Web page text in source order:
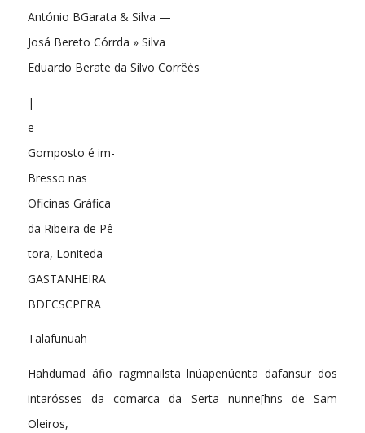
António BGarata & Silva —
Josá Bereto Córrda » Silva
Eduardo Berate da Silvo Corrêés
|
e
Gomposto é im-
Bresso nas
Oficinas Gráfica
da Ribeira de Pê-
tora, Loniteda
GASTANHEIRA
BDECSCPERA
Talafunuãh
Hahdumad áfio ragmnailsta lnúapenúenta dafansur dos
intarósses da comarca da Serta nunne[hns de Sam
Oleiros,